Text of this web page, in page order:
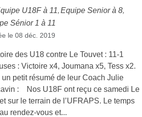
U18F à 11 Equipe Senior à 8
Sénior 1 à 11
le 08 déc. 2019
des U18 contre Le Touvet : 11-1
: Victoire x4, Joumana x5, Tess x2.
un petit résumé de leur Coach Julie
: Nos U18F ont reçu ce samedi Le
sur le terrain de l’UFRAPS. Le temps
rendez-vous et...